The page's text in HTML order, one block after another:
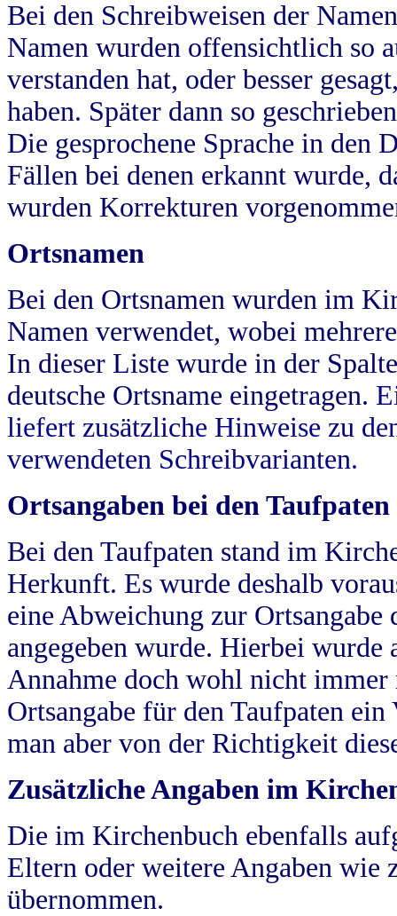
Bei den Schreibweisen der
Namen wurden offensichtlich so
verstanden hat, oder besser
haben. Später dann so
Die gesprochene Sprache in
Fällen bei denen erkannt wurde,
wurden Korrekturen
Ortsnamen
Bei den Ortsnamen wurden im
Namen verwendet, wobei
In dieser Liste wurde in der
deutsche Ortsname eingetragen.
liefert zusätzliche Hinweise zu
verwendeten Schreibvarianten.
Ortsangaben bei den Taufpaten
Bei den Taufpaten stand im
Herkunft. Es wurde deshalb
eine Abweichung zur
angegeben wurde. Hierbei wurde
Annahme doch wohl nicht
Ortsangabe für den Taufpaten
man aber von der Richtigkeit
Zusätzliche Angaben im
Die im Kirchenbuch ebenfalls
Eltern oder weitere Angaben wie
übernommen.